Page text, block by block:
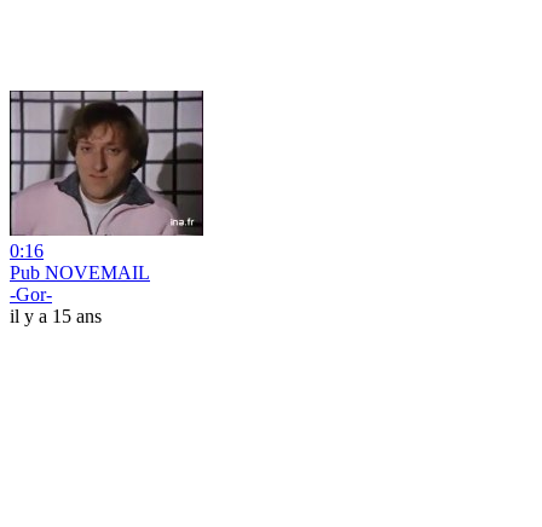
0:16
Pub NOVEMAIL
-Gor-
il y a 15 ans